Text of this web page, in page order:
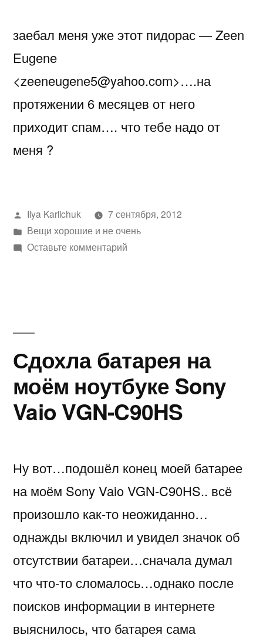
заебал меня уже этот пидорас — Zeen
Eugene
<zeeneugene5@yahoo.com>….на
протяжении 6 месяцев от него
приходит спам…. что тебе надо от
меня ?
Написано
автором
Ilya Karlichuk
7 сентября, 2012
Написано
в
Вещи хорошие и не очень
Оставьте комментарийк
Сдохла батарея на
моём ноутбуке Sony
Vaio VGN-C90HS
Ну вот…подошёл конец моей батарее
на моём Sony Vaio VGN-C90HS.. всё
произошло как-то неожиданно…
однажды включил и увидел значок об
отсутствии батареи…сначала думал
что что-то сломалось…однако после
поисков информации в интернете
выяснилось, что батарея сама